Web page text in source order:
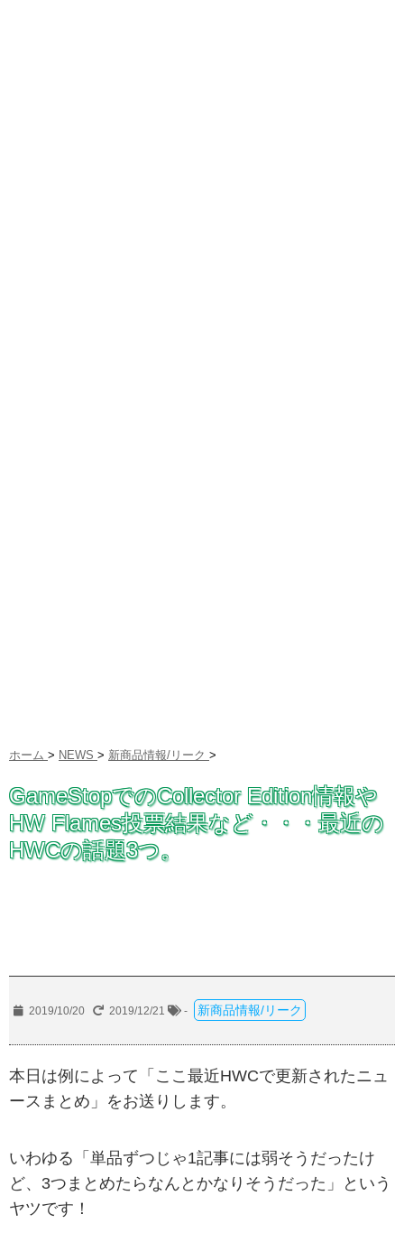
ホーム > NEWS > 新商品情報/リーク >
GameStopでのCollector Edition情報や
HW Flames投票結果など・・・最近の
HWCの話題3つ。
2019/10/20 2019/12/21 - 新商品情報/リーク
本日は例によって「ここ最近HWCで更新されたニュ
ースまとめ」をお送りします。
いわゆる「単品ずつじゃ1記事には弱そうだったけ
ど、3つまとめたらなんとかなりそうだった」という
ヤツです！